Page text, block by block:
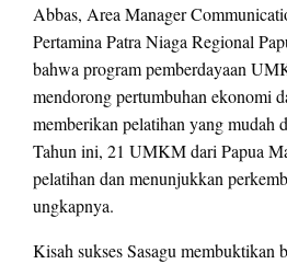
Abbas, Area Manager
Pertamina Patra Niaga Regional
bahwa program pemberdayaan
mendorong pertumbuhan ekonomi
memberikan pelatihan yang mudah
Tahun ini, 21 UMKM dari Papua
pelatihan dan menunjukkan
ungkapnya.
Kisah sukses Sasagu membuktikan